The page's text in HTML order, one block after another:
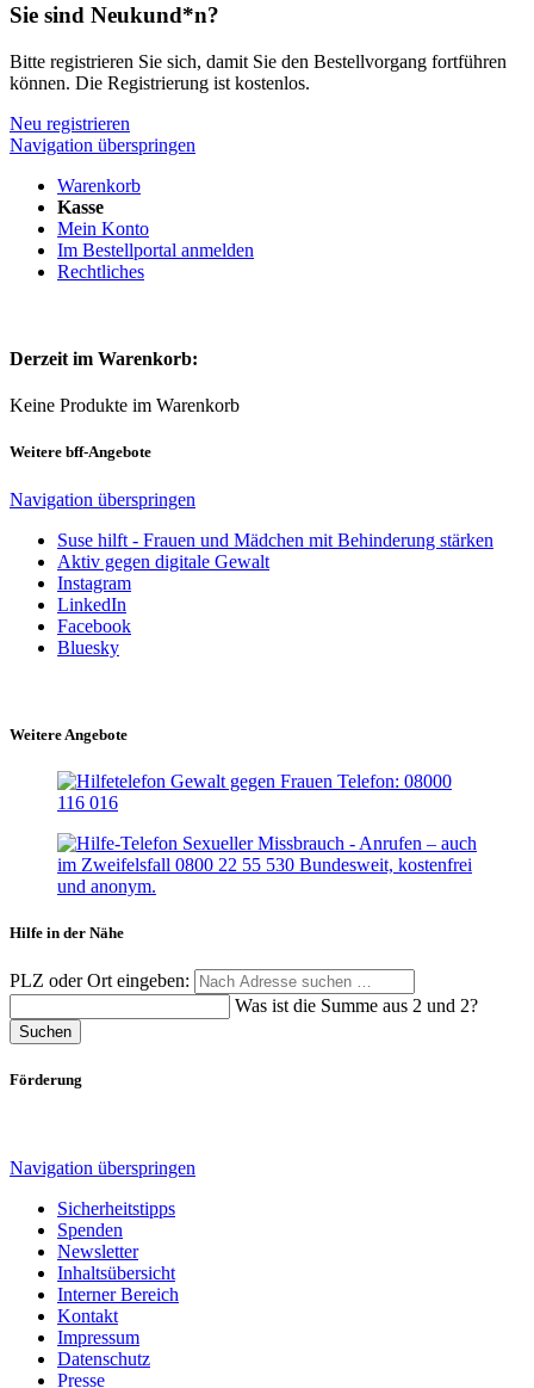
Sie sind Neukund*n?
Bitte registrieren Sie sich, damit Sie den Bestellvorgang fortführen
können. Die Registrierung ist kostenlos.
Neu registrieren
Navigation überspringen
Warenkorb
Kasse
Mein Konto
Im Bestellportal anmelden
Rechtliches
Derzeit im Warenkorb:
Keine Produkte im Warenkorb
Weitere bff-Angebote
Navigation überspringen
Suse hilft - Frauen und Mädchen mit Behinderung stärken
Aktiv gegen digitale Gewalt
Instagram
LinkedIn
Facebook
Bluesky
Weitere Angebote
Hilfe in der Nähe
PLZ oder Ort eingeben:
Was ist die Summe aus 2 und 2?
Suchen
Förderung
Navigation überspringen
Sicherheitstipps
Spenden
Newsletter
Inhaltsübersicht
Interner Bereich
Kontakt
Impressum
Datenschutz
Presse